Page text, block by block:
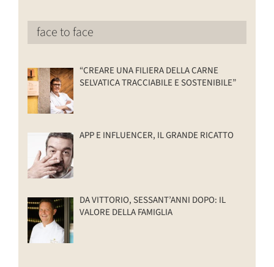
face to face
“CREARE UNA FILIERA DELLA CARNE
SELVATICA TRACCIABILE E SOSTENIBILE”
APP E INFLUENCER, IL GRANDE RICATTO
DA VITTORIO, SESSANT’ANNI DOPO: IL
VALORE DELLA FAMIGLIA